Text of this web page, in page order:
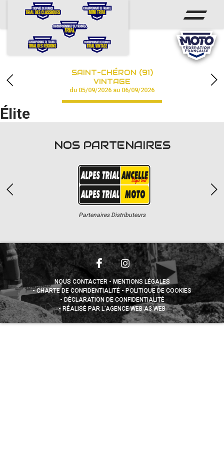
ACCUEIL
CALENDRIER
CHAMPIONNAT
RÉSULTATS
PHOTOS / VIDÉOS
PARTENAIRES
SAINT-CHÉRON (91)
VINTAGE
du 05/09/2026 au 06/09/2026
Élite
NOS PARTENAIRES
Partenaires Distributeurs
NOUS CONTACTER
MENTIONS LÉGALES
CHARTE DE CONFIDENTIALITÉ
POLITIQUE DE COOKIES
DÉCLARATION DE CONFIDENTIALITÉ
RÉALISÉ PAR L’AGENCE WEB A3 WEB